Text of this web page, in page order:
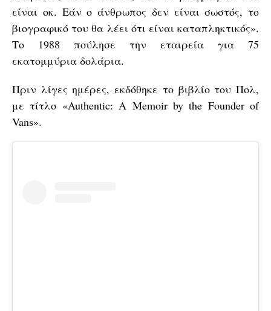
είναι οκ. Εάν ο άνθρωπος δεν είναι σωστός, το
βιογραφικό του θα λέει ότι είναι καταπληκτικός».
Το 1988 πούλησε την εταιρεία για 75
εκατομμύρια δολάρια.
Πριν λίγες ημέρες, εκδόθηκε το βιβλίο του Πολ,
με τίτλο «Authentic: A Memoir by the Founder of
Vans».